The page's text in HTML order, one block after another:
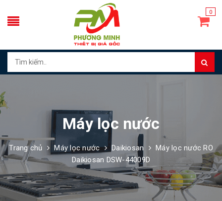
0
Máy lọc nước
Trang chủ Máy lọc nước Daikiosan
Máy lọc nước RO
Daikiosan DSW-44009D